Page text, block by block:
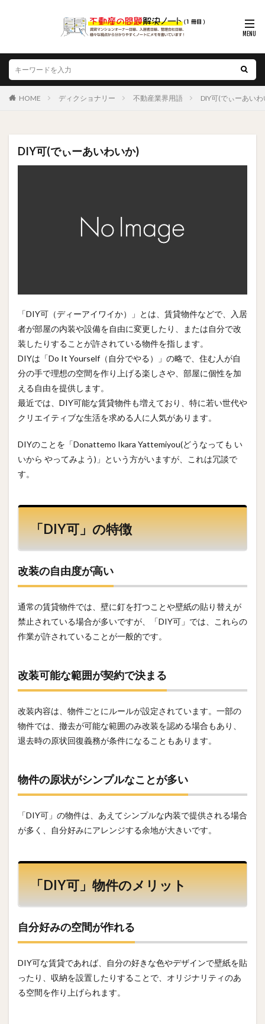
HOME ディクショナリー 不動産業界用語 DIY可(でぃーあい
DIY可(でぃーあいわいか)
「DIY可（ディーアイワイか）」とは、賃貸物件などで、入居
者が部屋の内装や設備を自由に変更したり、または自分で改
装したりすることが許されている物件を指します。
DIYは「Do It Yourself（自分でやる）」の略で、住む人が自
分の手で理想の空間を作り上げる楽しさや、部屋に個性を加
える自由を提供します。
最近では、DIY可能な賃貸物件も増えており、特に若い世代や
クリエイティブな生活を求める人に人気があります。
DIYのことを「Donattemo Ikara Yattemiyou(どうなっても い
いから やってみよう)」という方がいますが、これは冗談で
す。
「DIY可」の特徴
改装の自由度が高い
通常の賃貸物件では、壁に釘を打つことや壁紙の貼り替えが
禁止されている場合が多いですが、「DIY可」では、これらの
作業が許されていることが一般的です。
改装可能な範囲が契約で決まる
改装内容は、物件ごとにルールが設定されています。一部の
物件では、撤去が可能な範囲のみ改装を認める場合もあり、
退去時の原状回復義務が条件になることもあります。
物件の原状がシンプルなことが多い
「DIY可」の物件は、あえてシンプルな内装で提供される場合
が多く、自分好みにアレンジする余地が大きいです。
「DIY可」物件のメリット
自分好みの空間が作れる
DIY可な賃貸であれば、自分の好きな色やデザインで壁紙を貼
ったり、収納を設置したりすることで、オリジナリティのあ
る空間を作り上げられます。